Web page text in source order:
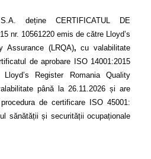
deține CERTIFICATUL DE
nr. 10561220 emis de către Lloyd’s
Assurance (LRQA), cu valabilitate
de aprobare ISO 14001:2015
Register Romania Quality
până la 26.11.2026 și are
de certificare ISO 45001:
sănătății și securității ocupaționale